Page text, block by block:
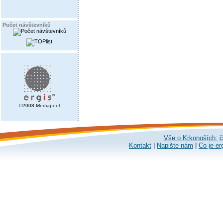
Počet návštevníků
©2008 Mediapool
Vše o Krkonoších:
Kontakt
Napište nám Co je